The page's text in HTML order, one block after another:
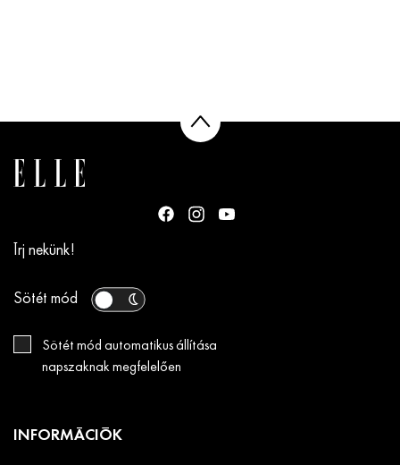
Írj nekünk!
Sötét mód
Sötét mód automatikus állítása
napszaknak megfelelően
INFORMÁCIÓK